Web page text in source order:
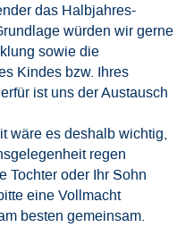
das Halbjahres-
würden wir gerne
sowie die
Kindes bzw. Ihres
ist uns der Austausch
wäre es deshalb wichtig,
regen
Tochter oder Ihr Sohn
eine Vollmacht
besten gemeinsam.